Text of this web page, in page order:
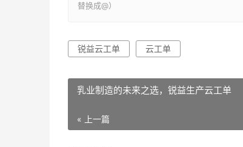
替换成@）
锐益云工单 云工单
乳业制造的未来之选，锐益生产云工单
« 上一篇